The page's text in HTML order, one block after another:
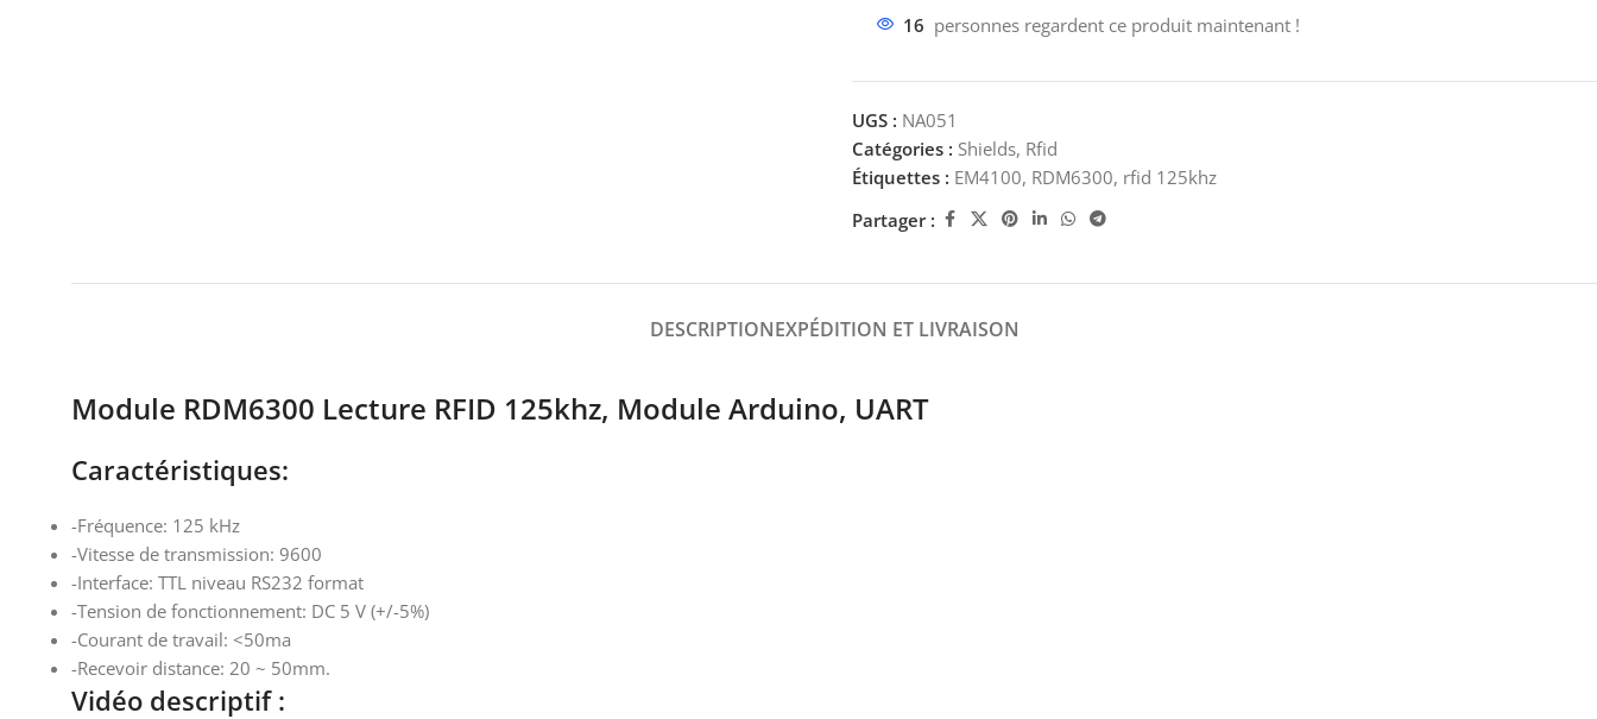
16 personnes regardent ce produit maintenant !
UGS : NA051
Catégories : Shields, Rfid
Étiquettes : EM4100, RDM6300, rfid 125khz
Partager :
DESCRIPTIONEXPÉDITION ET LIVRAISON
Module RDM6300 Lecture RFID 125khz, Module Arduino, UART
Caractéristiques:
-Fréquence: 125 kHz
-Vitesse de transmission: 9600
-Interface: TTL niveau RS232 format
-Tension de fonctionnement: DC 5 V (+/-5%)
-Courant de travail: <50ma
-Recevoir distance: 20 ~ 50mm.
Vidéo descriptif :